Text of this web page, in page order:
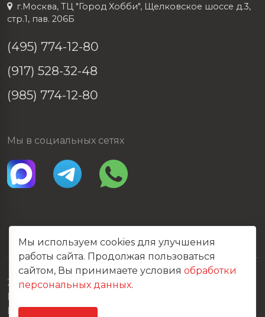
г.Москва, ТЦ "Город Хобби", Щелковское шоссе д.3,
стр.1, пав. 206Б
(495) 774-12-80
(917) 528-32-48
(985) 774-12-80
Мы в социальных сетях
2026 © Все права защищены
Политика конфиденциальности
Карта сайта
Мы используем cookies для улучшения
работы сайта. Продолжая пользоваться
сайтом, Вы принимаете условия обработки
персональных данных.